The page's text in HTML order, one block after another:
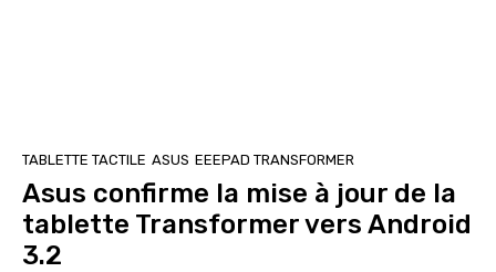
TABLETTE TACTILE ASUS EEEPAD TRANSFORMER
Asus confirme la mise à jour de la
tablette Transformer vers Android
3.2